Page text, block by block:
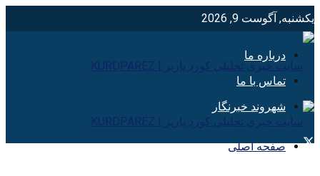
یکشنبه, آگوست 9, 2026
درباره ما
تماس با ما
شهروند خبرنگار
صفحه اصلی